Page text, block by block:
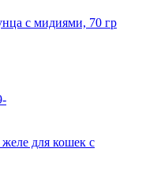
с мидиями, 70 гр
для кошек с